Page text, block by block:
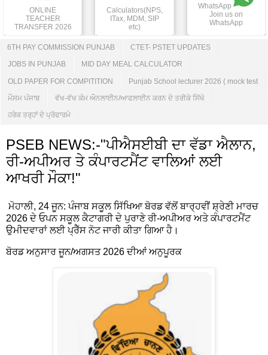
ONLINE
TEACHER
TRANSFER 2026
Calculators(NPS,
ITax, MDM, SIP
etc)
WhatsApp
Join us on
WhatsApp
6TH PAY COMMISSION PUNJAB CTET- PSTET UPDATES
JOBS IN PUNJAB MID DAY MEAL CALCULATOR
OLD PAPER FOR COMPITITION Punjab School lecturer 2026 ( mock test
ਮੌਸਮ ਪੰਜਾਬ ਵੱਖ-ਵੱਖ ਕੰਮ ਔਨਲਾਈਨ/ਆਫਲਾਈਨ ਕਰਨ ਦੇ ਤਰੀਕੇ ਸਿੱਖੋ
ਹਰੇਕ ਤਰ੍ਹਾਂ ਦੇ ਪ੍ਰੋਫਾਰਮੇ
PSEB NEWS:-"ਪੀਐਸਈਬੀ ਦਾ ਵੱਡਾ ਐਲਾਨ,
ਰੀ-ਅਪੀਅਰ ਤੇ ਕੰਪਾਰਟਮੈਂਟ ਵਾਲਿਆਂ ਲਈ
ਆਖਰੀ ਮੌਕਾ!"
ਮੋਹਾਲੀ, 24 ਜੂਨ: ਪੰਜਾਬ ਸਕੂਲ ਸਿੱਖਿਆ ਬੋਰਡ ਵੱਲੋਂ ਬਾਰ੍ਹਵੀਂ ਸ਼੍ਰੇਣੀ ਮਾਰਚ
2026 ਦੇ ਓਪਨ ਸਕੂਲ ਕੈਟਾਗਰੀ ਦੇ ਪੁਰਾਣੇ ਰੀ-ਅਪੀਅਰ ਅਤੇ ਕੰਪਾਰਟਮੈਂਟ
ਉਮੀਦਵਾਰਾਂ ਲਈ ਪ੍ਰੈੱਸ ਨੋਟ ਜਾਰੀ ਕੀਤਾ ਗਿਆ ਹੈ।
ਬੋਰਡ ਅਨੁਸਾਰ ਜੂਨ/ਅਗਸਤ 2026 ਦੀਆਂ ਅਨੁਪੂਰਕ